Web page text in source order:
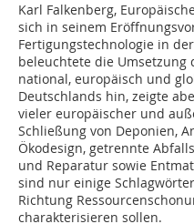
Karl Falkenberg,
sich in seinem
Fertigungstechnologie in
beleuchtete die Umsetzung
national, europäisch und
Deutschlands hin, zeigte
vieler europäischer und
Schließung von Deponien,
Ökodesign, getrennte
und Reparatur sowie
sind nur einige
Richtung
charakterisieren sollen.